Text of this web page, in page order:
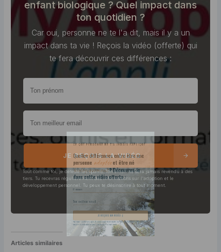
enfantbiologique ? Quel impact dans
ton quotidien ?
Car oui, personne ne te l'a dit, mais il y a un
impact dans ta vie ! Reçois la vidéo (offerte) qui
te fera découvrir ces différences :
JE REÇOIS LA VIDÉO
Tout comme toi, je déteste les spams. Ton email ne sera jamais revendu à des
tiers. Tu recevras régulièrement des informations sur l'adoption et le
développement personnel. Tu peux te désinscrire à tout moment.
Articles similaires
CE QUE PERSONNE NE T'A JAMAIS EXPLIQUÉ
Quelles différences entre être une
personneadoptéeet être né
biologiquement? Découvres-le
dans cette vidéo offerte :